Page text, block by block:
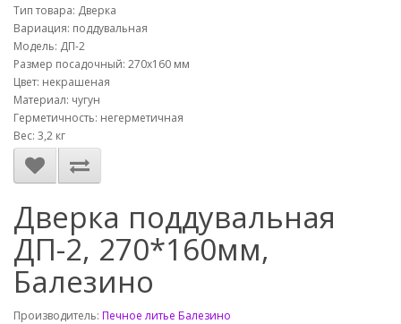
Тип товара: Дверка
Вариация: поддувальная
Модель: ДП-2
Размер посадочный: 270х160 мм
Цвет: некрашеная
Материал: чугун
Герметичность: негерметичная
Вес: 3,2 кг
Дверка поддувальная
ДП-2, 270*160мм,
Балезино
Производитель: Печное литье Балезино